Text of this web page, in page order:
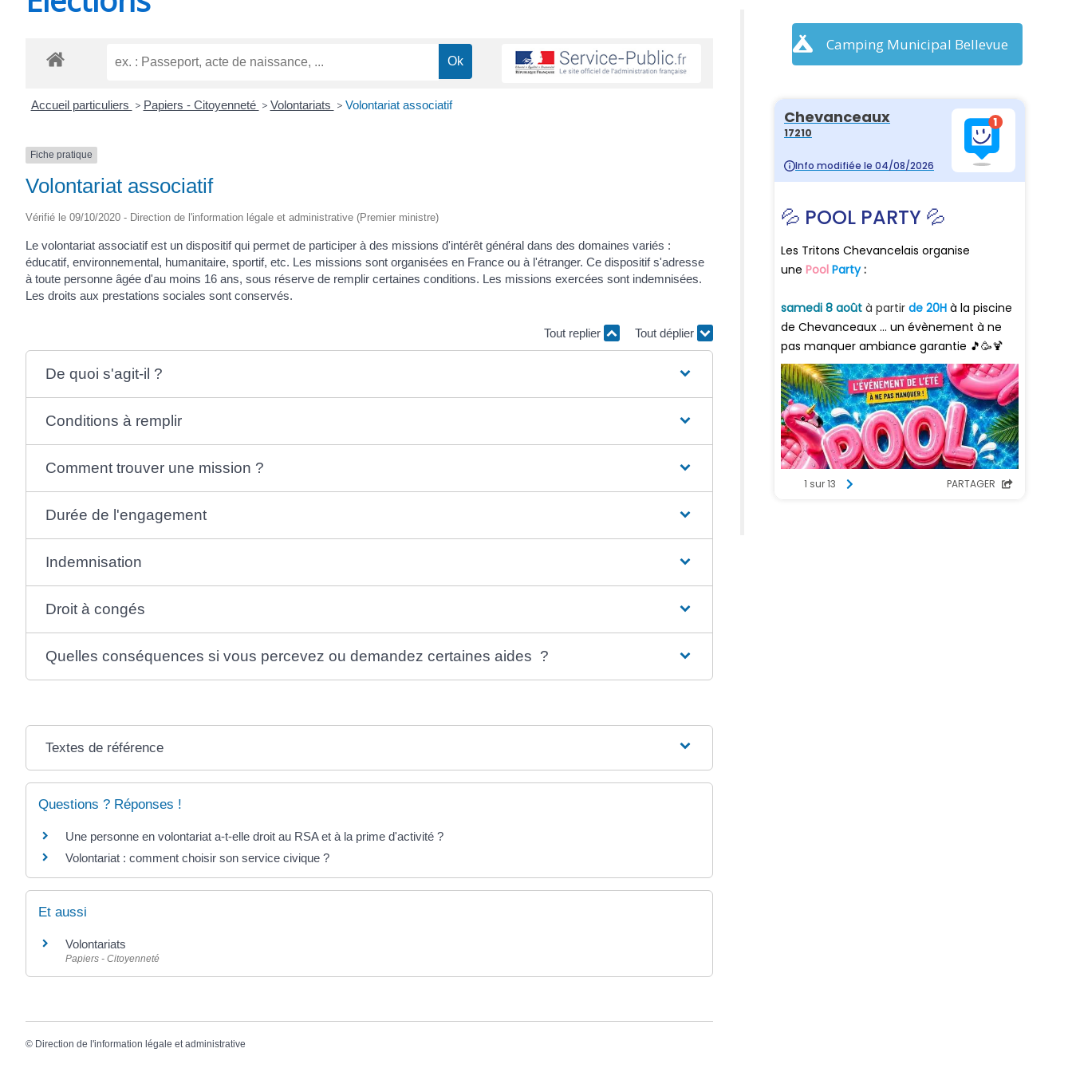
Accueil particuliers > Papiers - Citoyenneté > Volontariats > Volontariat associatif
Fiche pratique
Volontariat associatif
Vérifié le 09/10/2020 - Direction de l'information légale et administrative (Premier ministre)
Le volontariat associatif est un dispositif qui permet de participer à des missions d'intérêt général dans des domaines variés :
éducatif, environnemental, humanitaire, sportif, etc. Les missions sont organisées en France ou à l'étranger. Ce dispositif s'adresse
à toute personne âgée d'au moins 16 ans, sous réserve de remplir certaines conditions. Les missions exercées sont indemnisées.
Les droits aux prestations sociales sont conservés.
Tout replier Tout déplier
De quoi s'agit-il ?
Conditions à remplir
Comment trouver une mission ?
Durée de l'engagement
Indemnisation
Droit à congés
Quelles conséquences si vous percevez ou demandez certaines aides ?
Textes de référence
Questions ? Réponses !
Une personne en volontariat a-t-elle droit au RSA et à la prime d'activité ?
Volontariat : comment choisir son service civique ?
Et aussi
Volontariats
Papiers - Citoyenneté
© Direction de l'information légale et administrative
Camping Municipal Bellevue